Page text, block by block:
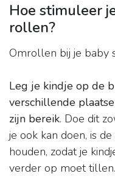
Hoe stimuleer
rollen?
Omrollen bij je baby
Leg je kindje op de
verschillende
zijn bereik. Doe dit
je ook kan doen, is
houden, zodat je
verder op moet tillen.